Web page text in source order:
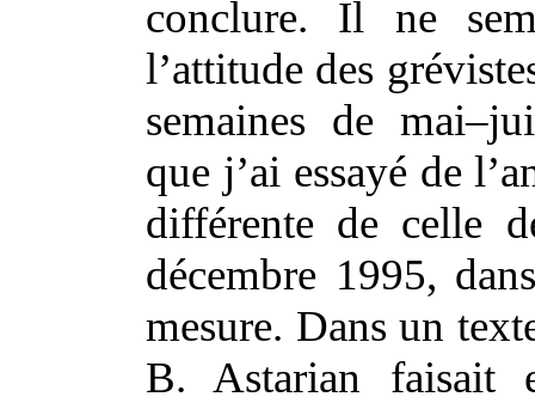
conclure. Il ne
l’attitude des
semaines de
que j’ai essayé de
différente de celle
décembre 1995,
mesure. Dans un
B. Astarian faisait